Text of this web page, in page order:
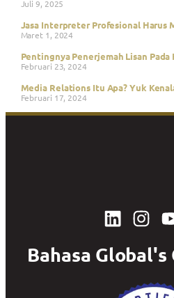
Juli 9, 2025
Jasa Interpreter Profesional Harus
Maret 1, 2024
Pentingnya Penerjemah Lisan
Februari 23, 2024
Media Relations Itu Apa? Yuk
Februari 17, 2024
Bahasa